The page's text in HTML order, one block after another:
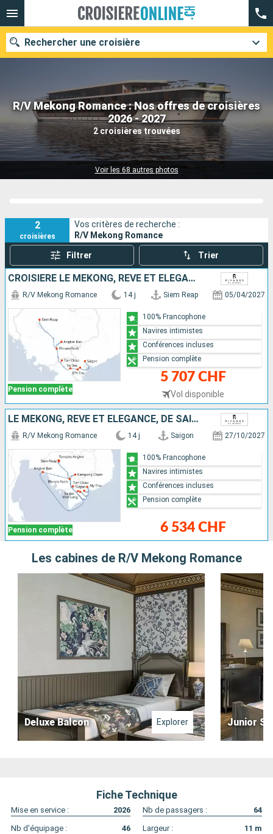
R/V Mekong Romance : Nos offres de croisières
2026 - 2027
2 croisières trouvées
Voir les 68 autres photos
Rechercher une croisière
Nos destinations
Mois de départ
Compagnies
2
croisières
Vos critères de recherche :
R/V Mekong Romance
Filtrer Trier
CROISIÈRE LE MÉKONG, RÊVE ET ÉLÉGANCE, DES TEMPLES D’ANGKOR À SAÏGON
Pension complète
R/V Mekong Romance 14 j Siem Reap 05/04/2027
5 707 CHF
Vol disponible
100% Francophone
Navires intimistes
Conférences incluses
Pension complète
LE MÉKONG, RÊVE ET ÉLÉGANCE, DE SAÏGON AUX TEMPLES D’ANGKOR
Pension complète
R/V Mekong Romance 14 j Saigon 27/10/2027
6 534 CHF
100% Francophone
Navires intimistes
Conférences incluses
Pension complète
Les cabines de R/V Mekong Romance
Deluxe Balcon Explorer Junior
Fiche Technique
Mise en service : 2026 Nb de passagers :
64
Nb d'équipage :
46 Largeur : 11 m